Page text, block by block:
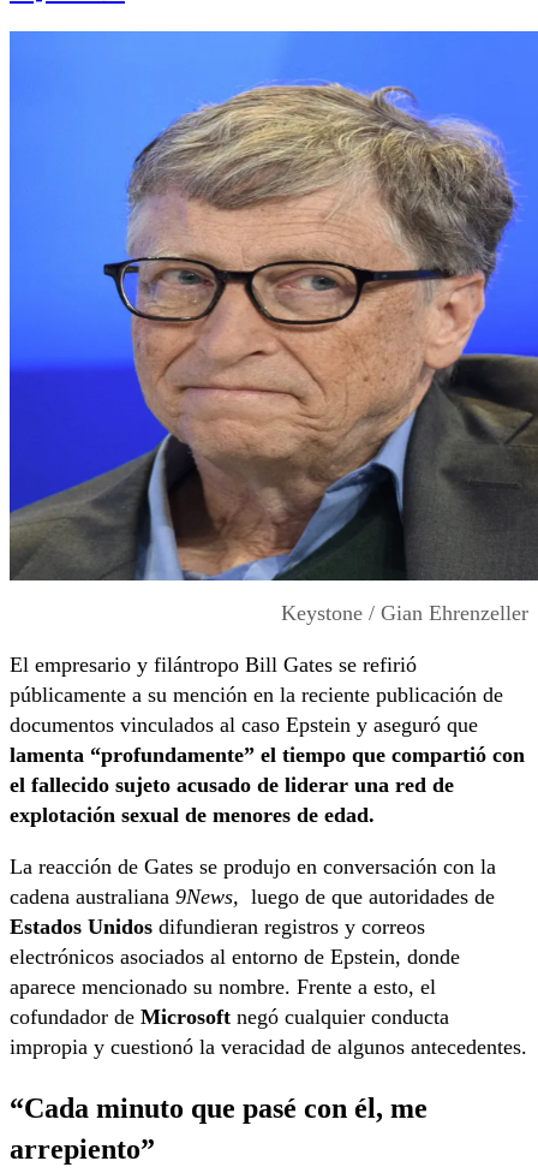
Keystone / Gian Ehrenzeller
El empresario y filántropo Bill Gates se refirió
públicamente a su mención en la reciente publicación de
documentos vinculados al caso Epstein y aseguró que
lamenta “profundamente” el tiempo que compartió con
el fallecido sujeto acusado de liderar una red de
explotación sexual de menores de edad.
La reacción de Gates se produjo en conversación con la
cadena australiana 9News, luego de que autoridades de
Estados Unidos difundieran registros y correos
electrónicos asociados al entorno de Epstein, donde
aparece mencionado su nombre. Frente a esto, el
cofundador de Microsoft negó cualquier conducta
impropia y cuestionó la veracidad de algunos antecedentes.
“Cada minuto que pasé con él, me
arrepiento”